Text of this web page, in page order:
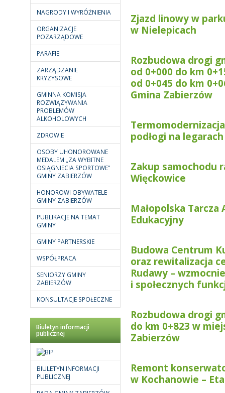
NAGRODY I WYRÓŻNIENIA
ORGANIZACJE
POZARZĄDOWE
PARAFIE
ZARZĄDZANIE
KRYZYSOWE
GMINNA KOMISJA
ROZWIĄZYWANIA
PROBLEMÓW
ALKOHOLOWYCH
ZDROWIE
OSOBY UHONOROWANE
MEDALEM „ZA WYBITNE
OSIĄGNIECIA SPORTOWE”
GMINY ZABIERZÓW
HONOROWI OBYWATELE
GMINY ZABIERZÓW
PUBLIKACJE NA TEMAT
GMINY
GMINY PARTNERSKIE
WSPÓŁPRACA
SENIORZY GMINY
ZABIERZÓW
KONSULTACJE SPOŁECZNE
Biuletyn informacji
publicznej
BIULETYN INFORMACJI
PUBLICZNEJ
Zjazd linowy w
w Nielepicach
Rozbudowa drogi
od 0+000 do km
od 0+045 do km
Gmina Zabierzów
podłogi na
Zakup samochodu
Więckowice
Małopolska
Edukacyjny
Budowa Centrum
oraz rewitalizacja
Rudawy –
i społecznych
Rozbudowa drogi
do km 0+823 w
Zabierzów
Remont
w Kochanowie –